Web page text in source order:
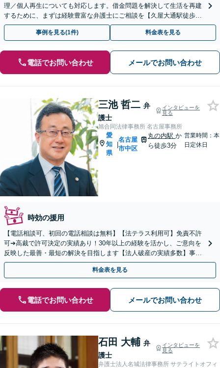
理／個人再生についても対応します。借金問題を解決して生活を再建
するために、まずは経験豊富な弁護士にご相談を【久屋大通駅徒歩4
分】
事例を見る(1件) 料金表を見る
電話でお問い合わせ メールでお問い合わせ
三池 哲二 弁
護士
インタビューを
見る
旭合同法律事務所 名古屋事務所
愛
知
県
|
名古屋
市中区
丸の内駅か
ら徒歩3分
営業時間：本
日定休日
時効の援用
【電話相談可、初回の電話相談は無料】【法テラス利用可】免責不許
可➔高裁で許可決定の実績あり！30年以上の経験を活かし、ご意向を
反映した最善・最短の解決を目指します【法人破産の実績多数】事業
再生のご相談にも対応【夜間休日対応】【丸の内駅3分】
料金表を見る
電話でお問い合わせ メールでお問い合わせ
石田 大輔 弁
護士
インタビューを
見る
弁護士法人名城法律事務所 サテライトオフィ